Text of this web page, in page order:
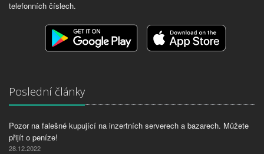
telefonních číslech.
Poslední články
Pozor na falešné kupující na inzertních serverech a bazarech. Můžete
přijít o peníze!
28.12.2022